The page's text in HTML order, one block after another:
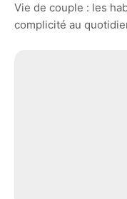
Vie de couple : les
complicité au